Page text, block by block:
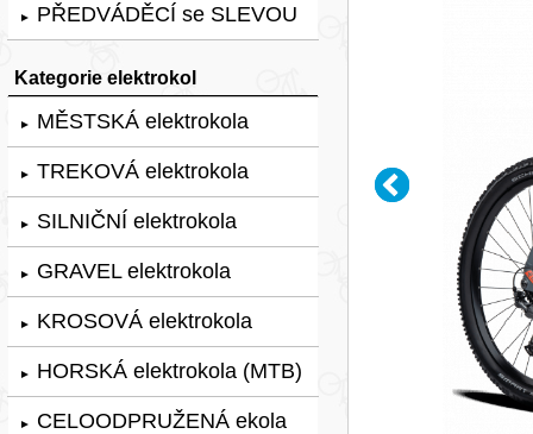
► PŘEDVÁDĚCÍ se SLEVOU
Kategorie elektrokol
► MĚSTSKÁ elektrokola
► TREKOVÁ elektrokola
► SILNIČNÍ elektrokola
► GRAVEL elektrokola
► KROSOVÁ elektrokola
► HORSKÁ elektrokola (MTB)
► CELOODPRUŽENÁ ekola